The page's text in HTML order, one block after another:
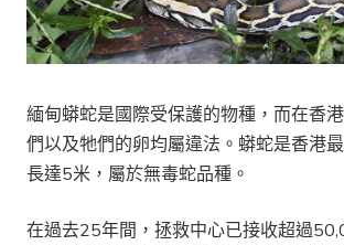
緬甸蟒蛇是國際受保護的物種，而在香
們以及牠們的卵均屬違法。蟒蛇是香港
長達5米，屬於無毒蛇品種。
在過去25年間，拯救中心已接收超過